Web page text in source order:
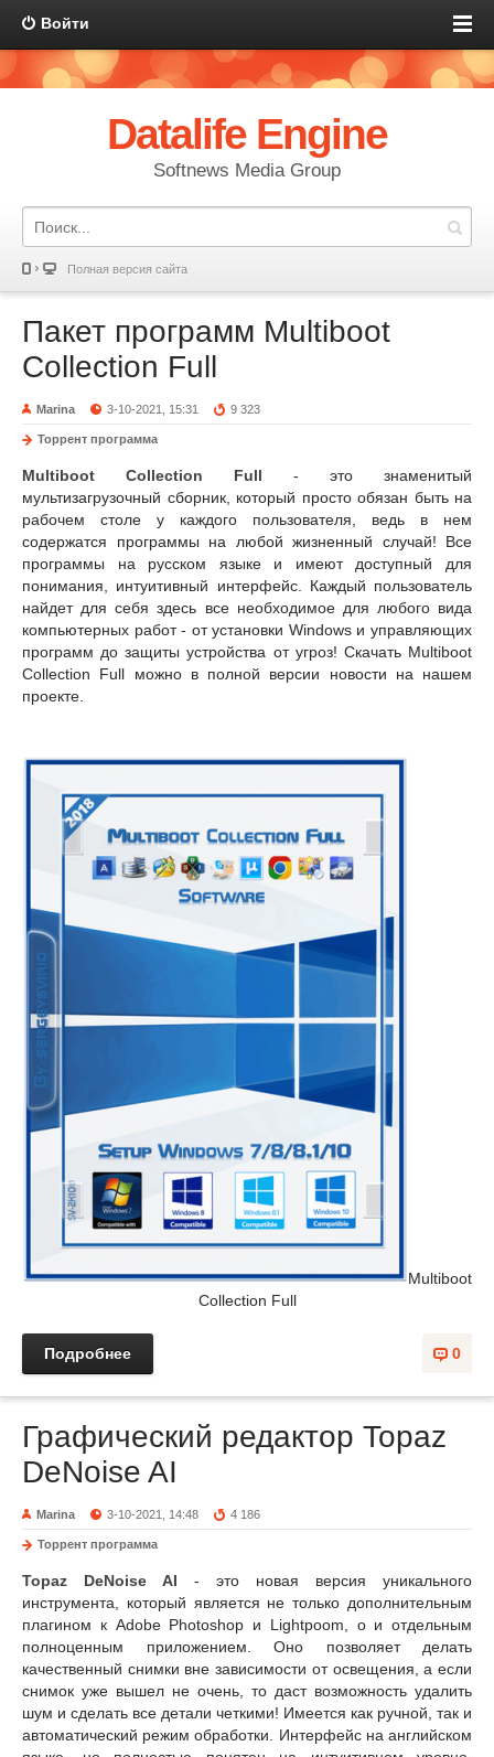
Войти
Datalife Engine
Softnews Media Group
Полная версия сайта
Пакет программ Multiboot
Collection Full
Marina 3-10-2021, 15:31 9 323
Торрент программа
Multiboot Collection Full - это знаменитый
мультизагрузочный сборник, который просто обязан быть на
рабочем столе у каждого пользователя, ведь в нем
содержатся программы на любой жизненный случай! Все
программы на русском языке и имеют доступный для
понимания, интуитивный интерфейс. Каждый пользователь
найдет для себя здесь все необходимое для любого вида
компьютерных работ - от установки Windows и управляющих
программ до защиты устройства от угроз! Скачать Multiboot
Collection Full можно в полной версии новости на нашем
проекте.
Multiboot
Collection Full
0
Подробнее
Графический редактор Topaz
DeNoise AI
Marina 3-10-2021, 14:48 4 186
Торрент программа
Topaz DeNoise AI - это новая версия уникального
инструмента, который является не только дополнительным
плагином к Adobe Photoshop и Lightpoom, о и отдельным
полноценным приложением. Оно позволяет делать
качественный снимки вне зависимости от освещения, а если
снимок уже вышел не очень, то даст возможность удалить
шум и сделать все детали четкими! Имеется как ручной, так и
автоматический режим обработки. Интерфейс на английском